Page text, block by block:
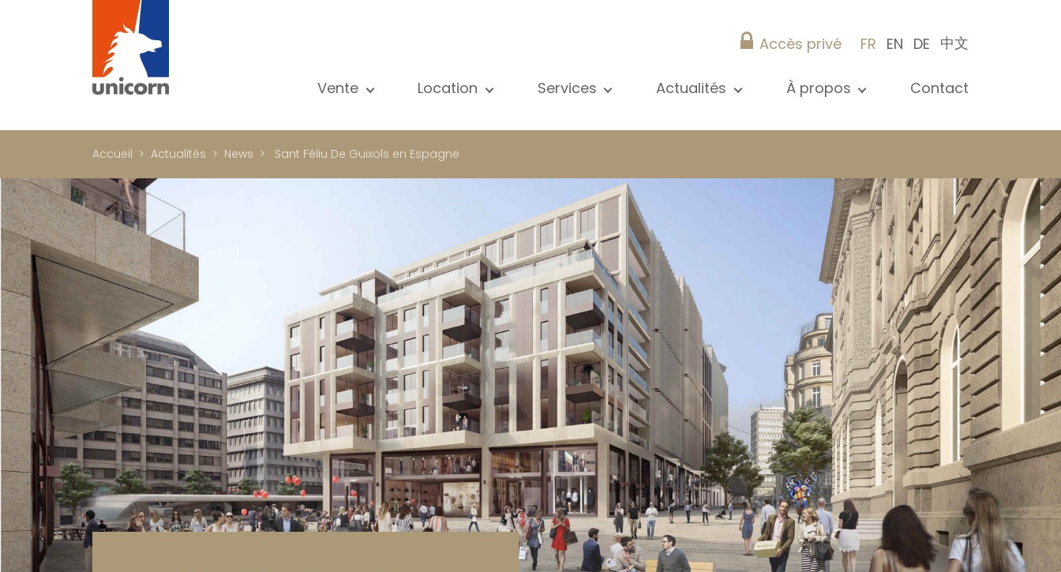
Accès privé FR EN DE 中文
Vente
Immeuble de rapport
Bureau
Commerce
Garage / Parking
Terrain
Location
International
Bureau
Commerce
Garage / Parking
Services
Recherche
Accès privé
Gestion locative
Gérance d'immeubles / syndic
Actualités
À propos
Conseils pratiques
Carrière
Contact
Accueil Actualités News Sant Féliu De Guixols en Espagne